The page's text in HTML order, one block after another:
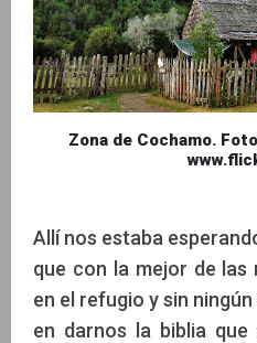
Zona de Cochamo.
Allí nos estaba
que con la mejor de
en el refugio y sin
en darnos la biblia